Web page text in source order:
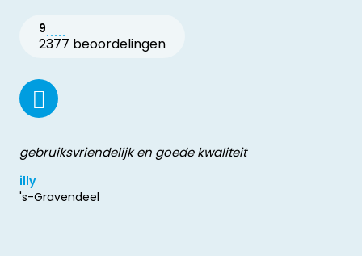
9
2377 beoordelingen
gebruiksvriendelijk en goede kwaliteit
illy
's-Gravendeel